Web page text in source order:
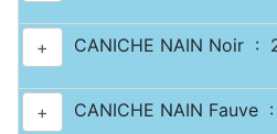
+ CANICHE NAIN Noir :
+ CANICHE NAIN Fauve